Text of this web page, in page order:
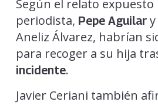
Según el relato expuesto
periodista, Pepe Aguilary
Aneliz Álvarez, habrían
para recoger a su hija
incidente.
Javier Ceriani también